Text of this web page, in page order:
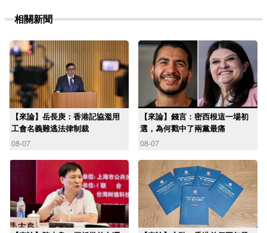
相關新聞
【來論】岳長庚：香港記協濫用
工會名義難逃法律制裁
08-07
【來論】錢言：密西根這一場初
選，為何戳中了兩黨最痛
08-07